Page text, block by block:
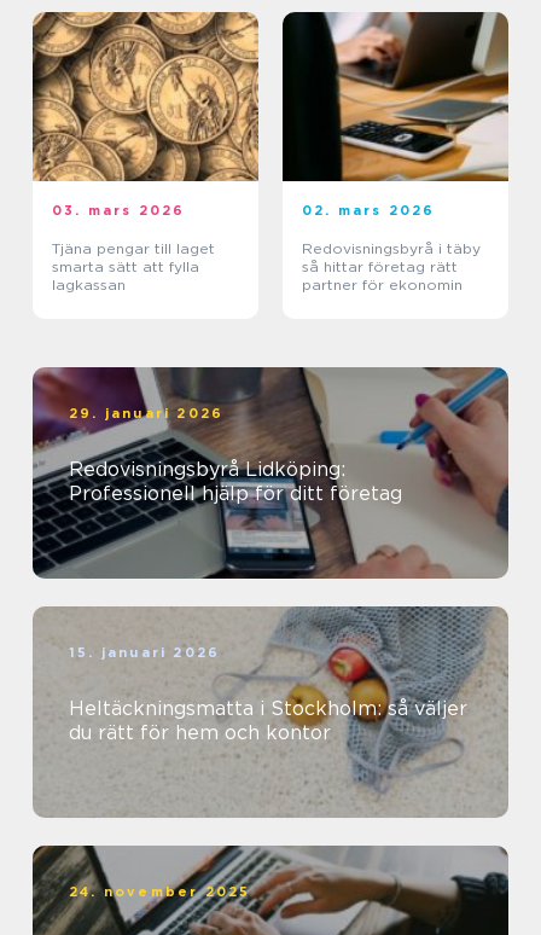
03. mars 2026
Tjäna pengar till laget
smarta sätt att fylla
lagkassan
02. mars 2026
Redovisningsbyrå i täby
så hittar företag rätt
partner för ekonomin
29. januari 2026
Redovisningsbyrå Lidköping:
Professionell hjälp för ditt företag
15. januari 2026
Heltäckningsmatta i Stockholm: så väljer
du rätt för hem och kontor
24. november 2025